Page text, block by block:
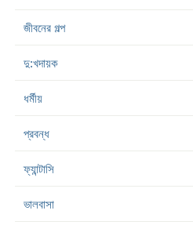
জীবনের গল্প
দু:খদায়ক
ধর্মীয়
প্রবন্ধ
ফ্যান্টাসি
ভালবাসা